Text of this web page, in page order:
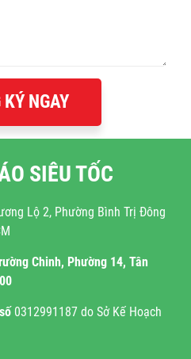
SIÊU TỐC
Lộ 2, Phường Bình Trị Đông
Chinh, Phường 14, Tân
số 0312991187 do Sở Kế Hoạch
NGAY